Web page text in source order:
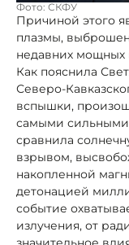
Фото: СКФУ
Причиной этого
плазмы,
недавних мощных
Как пояснила
Северо-
вспышки,
самыми сильными
сравнила
взрывом,
накопленной
детонацией
событие
излучения, от